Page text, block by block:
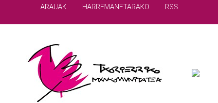
ARAUAK HARREMANETARAKO RSS